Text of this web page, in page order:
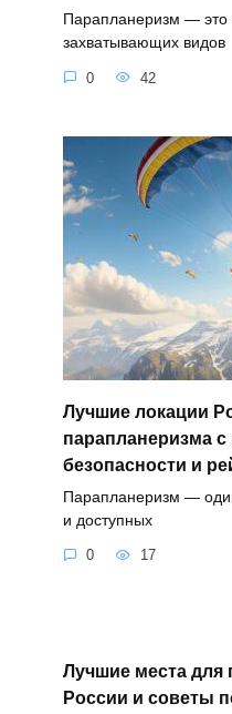
Парапланеризм — это
захватывающих видов
0 42
Лучшие локации
парапланеризма
безопасности и
Парапланеризм —
и доступных
0 17
Лучшие места для
России и советы